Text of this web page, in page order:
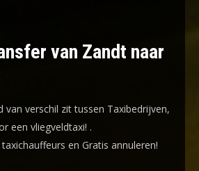
van Zandt naar
van verschil zit tussen Taxibedrijven,
een vliegveldtaxi! .
en Gratis annuleren!